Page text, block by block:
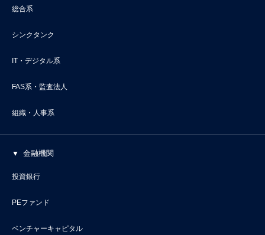
総合系
シンクタンク
IT・デジタル系
FAS系・監査法人
組織・人事系
金融機関
投資銀行
PEファンド
ベンチャーキャピタル